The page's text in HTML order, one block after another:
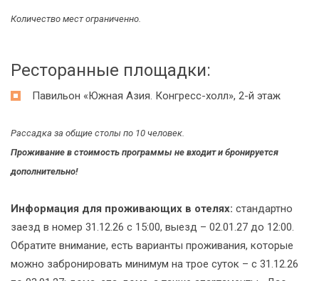
Количество мест ограниченно.
Ресторанные площадки:
Павильон «Южная Азия. Конгресс-холл», 2-й этаж
Рассадка за общие столы по 10 человек.
Проживание в стоимость программы не входит и бронируется
дополнительно!
Информация для проживающих в отелях: стандартно
заезд в номер 31.12.26 с 15:00, выезд – 02.01.27 до 12:00.
Обратите внимание, есть варианты проживания, которые
можно забронировать минимум на трое суток – с 31.12.26